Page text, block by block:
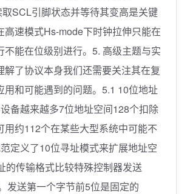
SCL引脚状态并等待其变高是关键
高速模式Hs-mode下时钟拉伸只能在
不能在位级别进行。5. 高级主题与实
解了协议本身我们还需要关注其在复
用和可能遇到的问题。5.1 10位地址
备越来越多7位地址空间128个扣除
用约112个在某些大型系统中可能不
定义了10位寻址模式来扩展地址空
的传输格式比较特殊控制器发送
发送第一个字节前5位是固定的